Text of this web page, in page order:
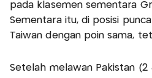
pada klasemen sementara
Sementara itu, di posisi
Taiwan dengan poin sama,
Setelah melawan Pakistan (2